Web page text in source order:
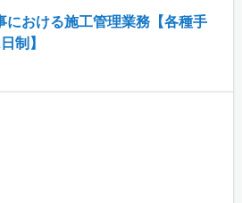
における施工管理業務【各種手
制】